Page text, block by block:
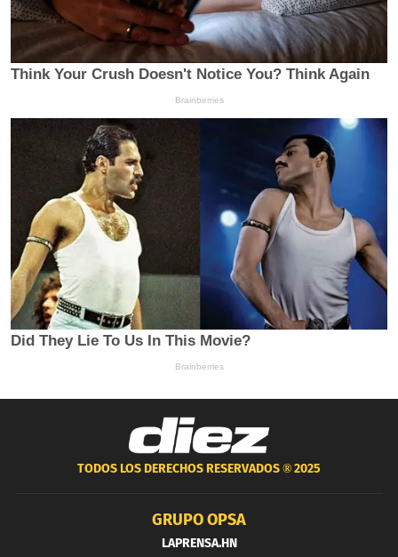
TODOS LOS DERECHOS RESERVADOS ®2025
GRUPO OPSA
LAPRENSA.HN